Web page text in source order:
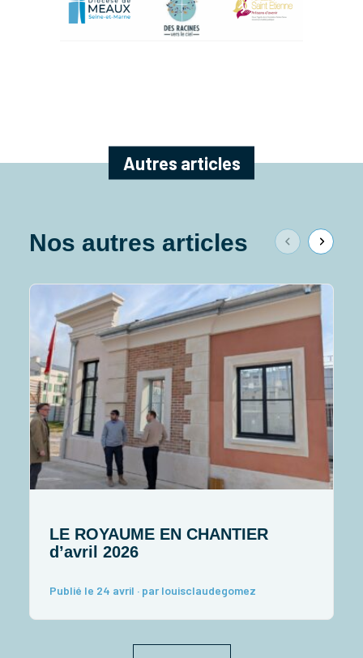
Autres articles
Nos autres articles
LE ROYAUME EN CHANTIER
d’avril 2026
Publié le 24 avril · par louisclaudegomez